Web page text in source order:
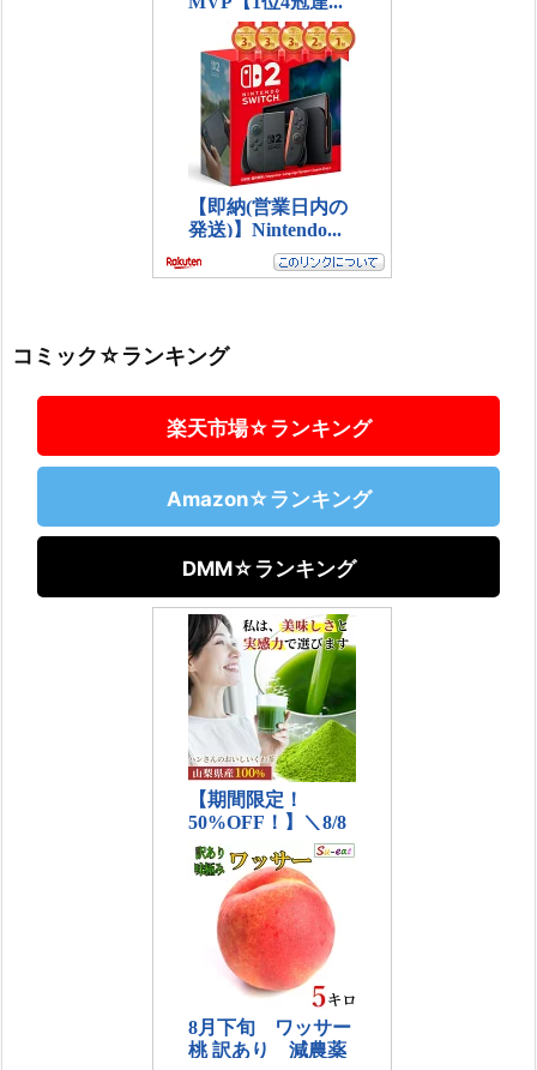
コミック☆ランキング
楽天市場☆ランキング
Amazon☆ランキング
DMM☆ランキング